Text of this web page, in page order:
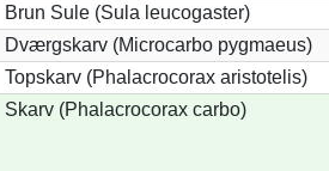
Brun Sule (Sula leucogaster)
Dværgskarv (Microcarbo pygmaeus)
Topskarv (Phalacrocorax aristotelis)
Skarv (Phalacrocorax carbo)